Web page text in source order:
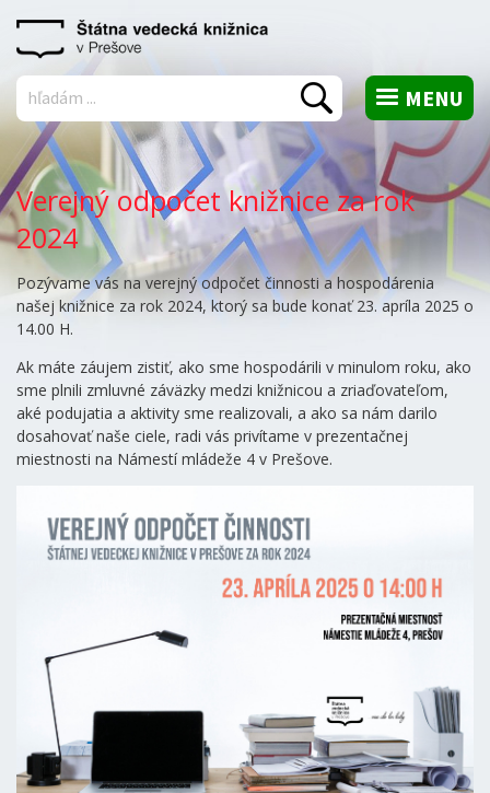
MENU
Vyhľadať
Verejný odpočet knižnice za rok
2024
Pozývame vás na verejný odpočet činnosti a hospodárenia
našej knižnice za rok 2024, ktorý sa bude konať 23. apríla 2025 o
14.00 H.
Ak máte záujem zistiť, ako sme hospodárili v minulom roku, ako
sme plnili zmluvné záväzky medzi knižnicou a zriaďovateľom,
aké podujatia a aktivity sme realizovali, a ako sa nám darilo
dosahovať naše ciele, radi vás privítame v prezentačnej
miestnosti na Námestí mládeže 4 v Prešove.